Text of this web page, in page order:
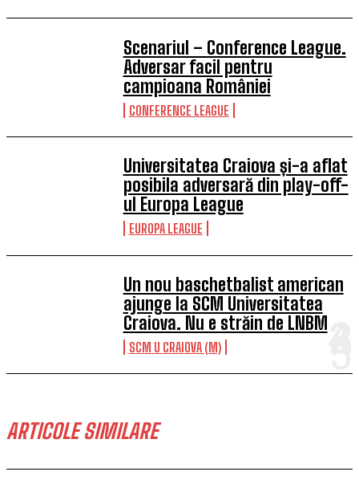
Scenariul – Conference League.
Adversar facil pentru
campioana României
CONFERENCE LEAGUE
Universitatea Craiova și-a aflat
posibila adversară din play-off-
ul Europa League
EUROPA LEAGUE
Un nou baschetbalist american
ajunge la SCM Universitatea
Craiova. Nu e străin de LNBM
SCM U CRAIOVA (M)
ARTICOLE SIMILARE